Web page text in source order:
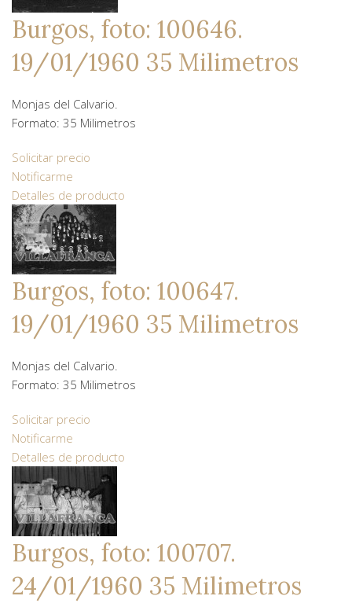
Burgos, foto: 100646.
19/01/1960 35 Milimetros
Monjas del Calvario.
Formato: 35 Milimetros
Solicitar precio
Notificarme
Detalles de producto
Burgos, foto: 100647.
19/01/1960 35 Milimetros
Monjas del Calvario.
Formato: 35 Milimetros
Solicitar precio
Notificarme
Detalles de producto
Burgos, foto: 100707.
24/01/1960 35 Milimetros